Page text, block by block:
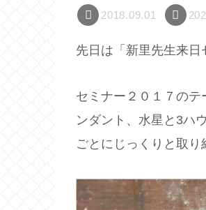
2018.09.01
先日は「新里先生来日
セミナー２０１７のテ
ンダント、水星と3ハ
ごとにじっくりと取り